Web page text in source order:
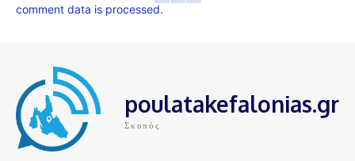
comment data is processed.
poulatakefalonias.gr
Σκοπός